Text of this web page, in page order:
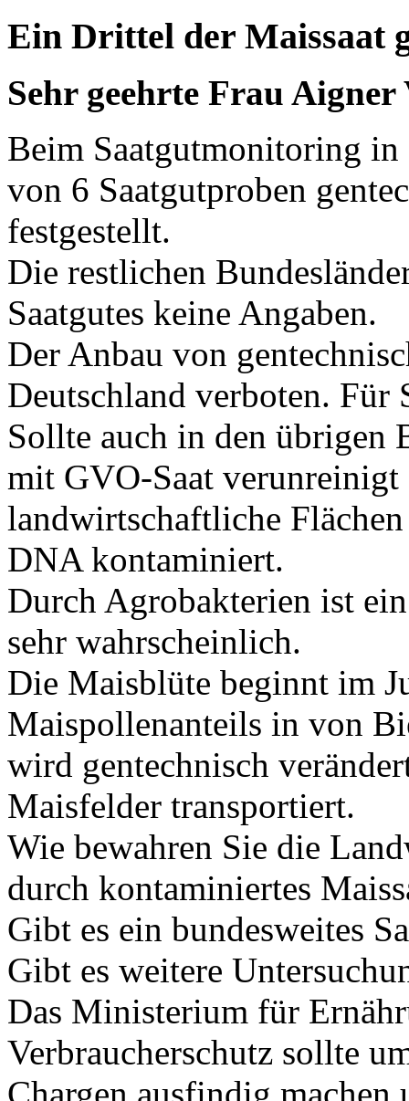
Ein Drittel der Maissaat
Sehr geehrte Frau
Beim Saatgutmonitoring
von 6 Saatgutproben
festgestellt.
Die restlichen
Saatgutes keine Angaben.
Der Anbau von
Deutschland verboten. Für
Sollte auch in den übrigen
mit GVO-Saat verunreinigt
landwirtschaftliche
DNA kontaminiert.
Durch Agrobakterien ist
sehr wahrscheinlich.
Die Maisblüte beginnt im
Maispollenanteils in von
wird gentechnisch
Maisfelder transportiert.
Wie bewahren Sie die
durch kontaminiertes
Gibt es ein bundesweites
Gibt es weitere
Das Ministerium für
Verbraucherschutz sollte